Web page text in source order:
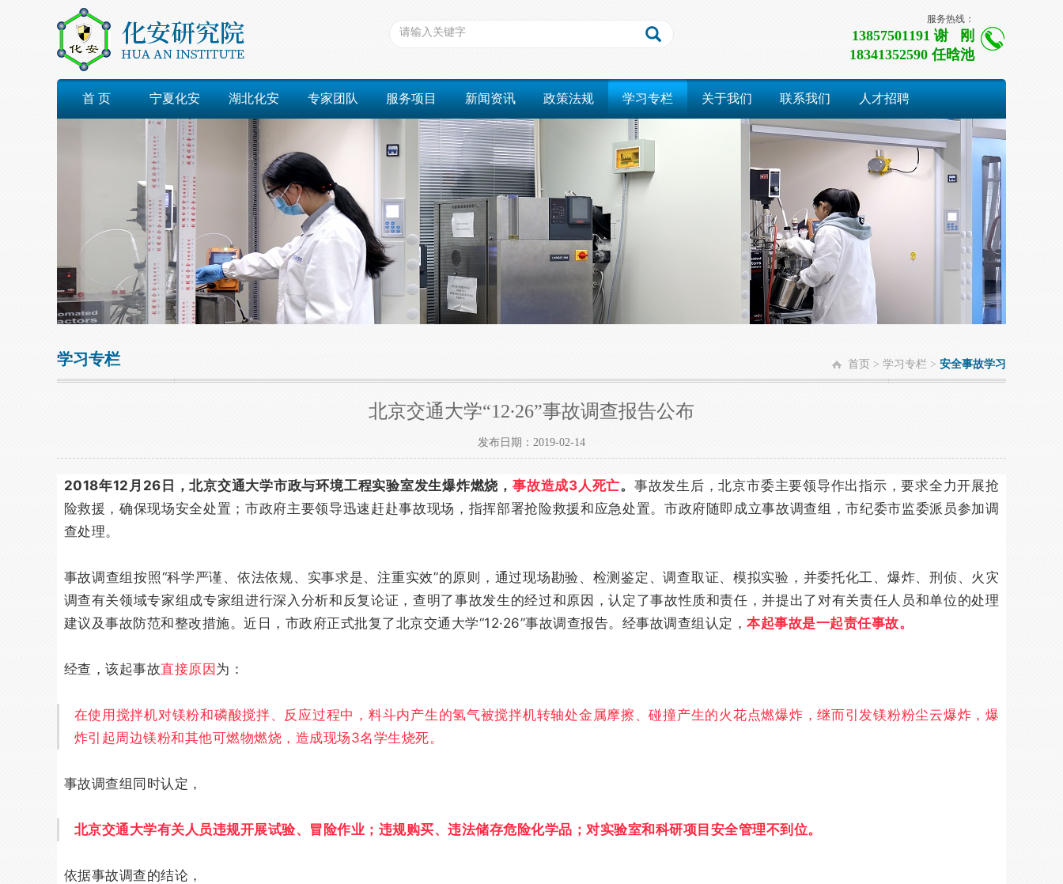
服务热线：
13857501191 谢 刚
18341352590 任晗池
首 页 宁夏化安 湖北化安 专家团队 服务项目 新闻资讯 政策法规 学习专栏 关于我们 联系我们 人才招聘
首页 > 学习专栏 > 安全事故学习
学习专栏
北京交通大学“12∙26”事故调查报告公布
发布日期：2019-02-14
2018年12月26日，北京交通大学市政与环境工程实验室发生爆炸燃烧， 事故造成3人死亡。 事故发生后，北京市委主要领导作出指示，要求全力开展抢
险救援，确保现场安全处置；市政府主要领导迅速赶赴事故现场，指挥部署抢险救援和应急处置。市政府随即成立事故调查组，市纪委市监委派员参加调
查处理。
事故调查组按照“科学严谨、依法依规、实事求是、注重实效”的原则，通过现场勘验、检测鉴定、调查取证、模拟实验，并委托化工、爆炸、刑侦、火灾
调查有关领域专家组成专家组进行深入分析和反复论证，查明了事故发生的经过和原因，认定了事故性质和责任，并提出了对有关责任人员和单位的处理
建议及事故防范和整改措施。近日，市政府正式批复了北京交通大学“12·26”事故调查报告。经事故调查组认定， 本起事故是一起责任事故。
经查，该起事故直接原因 为：
在使用搅拌机对镁粉和磷酸搅拌、反应过程中，料斗内产生的氢气被搅拌机转轴处金属摩擦、碰撞产生的火花点燃爆炸，继而引发镁粉粉尘云爆炸，爆
炸引起周边镁粉和其他可燃物燃烧，造成现场3名学生烧死。
事故调查组同时认定，
北京交通大学有关人员违规开展试验、冒险作业；违规购买、违法储存危险化学品；对实验室和科研项目安全管理不到位。
依据事故调查的结论，